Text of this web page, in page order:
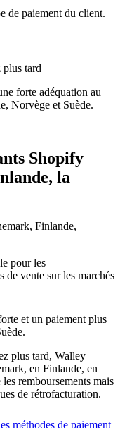
de paiement du client.
plus tard
forte adéquation au
Norvège et Suède.
Shopify
la
Finlande,
pour les
de vente sur les marchés
et un paiement plus
plus tard, Walley
en Finlande, en
remboursements mais
de rétrofacturation.
méthodes de paiement